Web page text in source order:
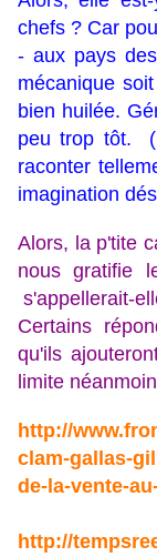
chefs ? Car
- aux pays
mécanique
bien huilée.
peu trop tôt.
raconter
imagination
Alors, la p'tite
nous gratifie
s'appellerait-
Certains
qu'ils
limite
http://
clam-gallas-
de-la-vente-
http://